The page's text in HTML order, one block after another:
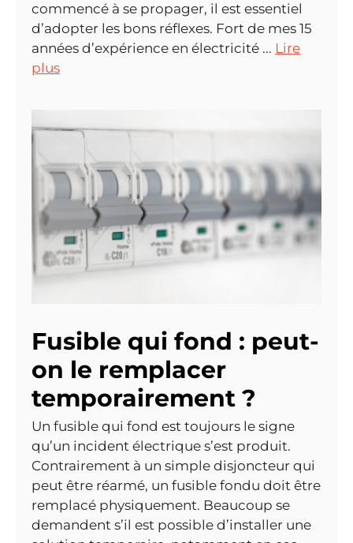
commencé à se propager, il est essentiel
d’adopter les bons réflexes. Fort de mes 15
années d’expérience en électricité ... Lire
plus
Fusible qui fond : peut-
on le remplacer
temporairement ?
Un fusible qui fond est toujours le signe
qu’un incident électrique s’est produit.
Contrairement à un simple disjoncteur qui
peut être réarmé, un fusible fondu doit être
remplacé physiquement. Beaucoup se
demandent s’il est possible d’installer une